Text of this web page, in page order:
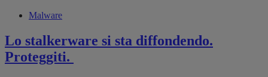
Malware
Lo stalkerware si sta diffondendo.
Proteggiti.